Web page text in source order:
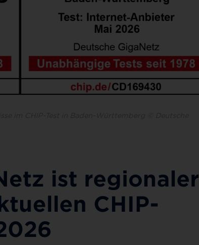
ist regionaler
CHIP-